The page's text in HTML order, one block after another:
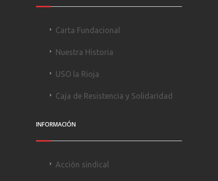
Carta Fundacional
Nuestra Historia
USO la Rioja
Caja de Resistencia y Solidaridad
INFORMACIÓN
Acción sindical